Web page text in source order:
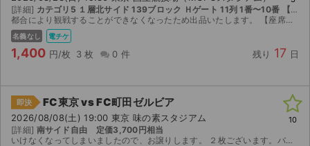
[詳細] カテゴリ5 １層北サイド 139ブロック Ｈゲート 11列 1番〜10番 【1階｜139ブロック｜1 ~ 24列｜1 ~ 20番】
都合により観戦することができなくなったため出品いたします。 【座席情報】 カテゴリー５ の席です。11列目の1〜10番てす。端っこに近く出入りもしやすいお席です。 またゴール真裏ではないので見...
名義なし 電チケ
1,400 円/枚 3 枚 0 件 残り 17 日
即決 FC東京 vs FC町田ゼルビア
2026/08/08(土) 19:00 東京 味の素スタジアム
[詳細] 南サイド自由 定価3,700円相当
いけなくなってしまいましたので、お譲りします。 ２枚ございます。バラ売り可 Jリーグチケットの譲渡機能でお渡しします。 受取URLを取引欄でお伝えします。
10